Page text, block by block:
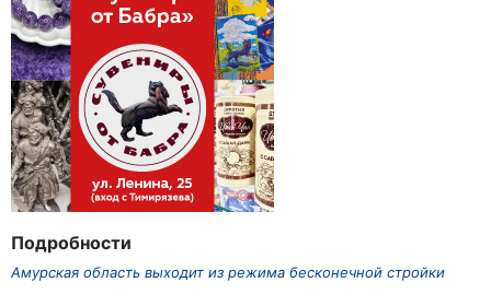
Подробности
Амурская область выходит из режима бесконечной стройки